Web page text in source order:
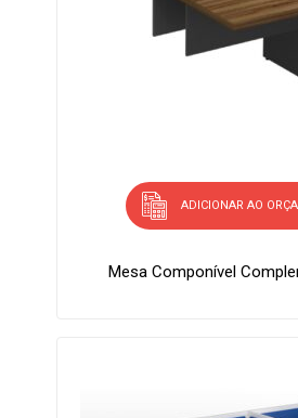
ADICIONAR AO
Mesa Componível